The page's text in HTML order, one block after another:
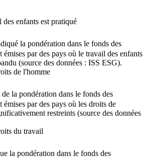
enfants est pratiqué
la pondération dans le fonds des
par des pays où le travail des enfants
(source des données : ISS ESG).
de l'homme
la pondération dans le fonds des
par des pays où les droits de
restreints (source des données
du travail
la pondération dans le fonds des